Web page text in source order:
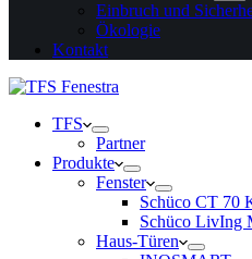
Einbruch und
Ökologie
Kontakt
TFS
Partner
Produkte
Fenster
Schüco CT 70
Schüco LivIng
Haus-Türen